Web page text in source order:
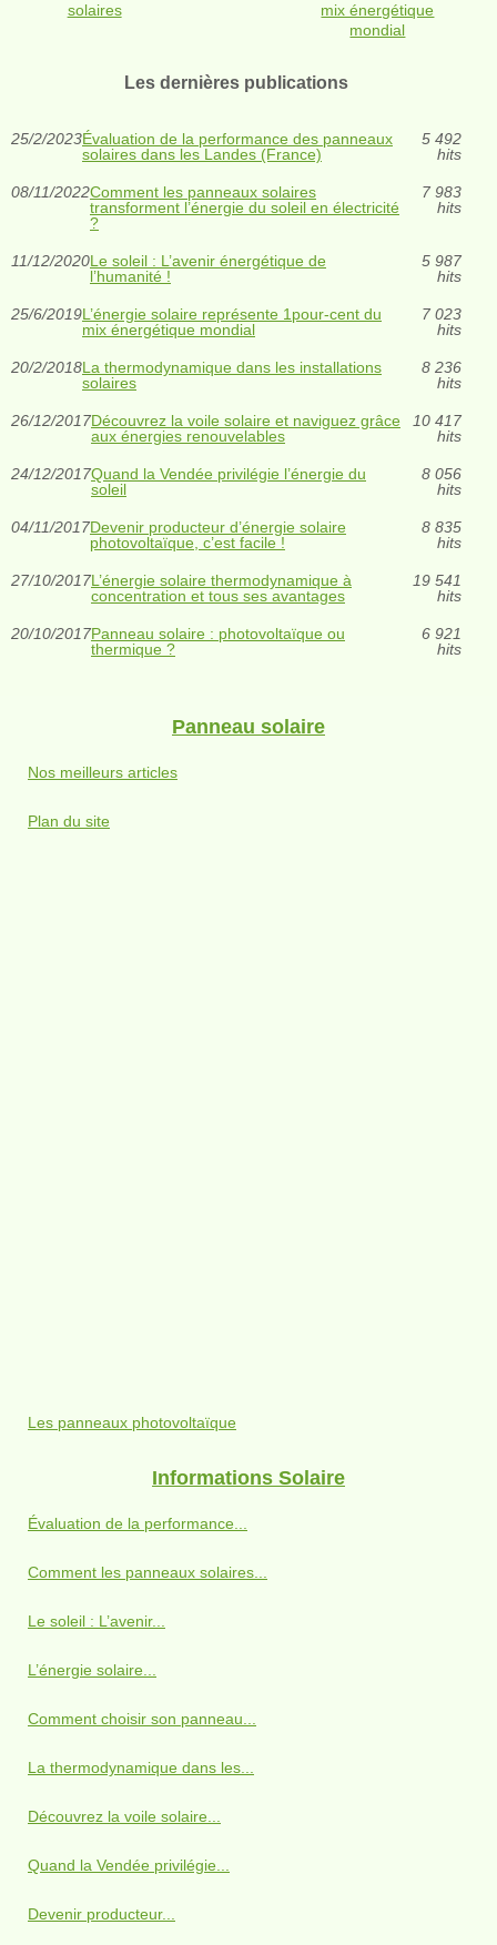
solaires
mix énergétique
mondial
Les dernières publications
25/2/2023Évaluation de la performance des panneaux
solaires dans les Landes (France)
5 492
hits
08/11/2022Comment les panneaux solaires
transforment l’énergie du soleil en électricité
?
7 983
hits
11/12/2020Le soleil : L’avenir énergétique de
l’humanité !
5 987
hits
25/6/2019L’énergie solaire représente 1pour-cent du
mix énergétique mondial
7 023
hits
20/2/2018La thermodynamique dans les installations
solaires
8 236
hits
26/12/2017Découvrez la voile solaire et naviguez grâce
aux énergies renouvelables
10 417
hits
24/12/2017Quand la Vendée privilégie l’énergie du
soleil
8 056
hits
04/11/2017Devenir producteur d’énergie solaire
photovoltaïque, c’est facile !
8 835
hits
27/10/2017L’énergie solaire thermodynamique à
concentration et tous ses avantages
19 541
hits
20/10/2017Panneau solaire : photovoltaïque ou
thermique ?
6 921
hits
Panneau solaire
Nos meilleurs articles
Plan du site
Les panneaux photovoltaïque
Informations Solaire
Évaluation de la performance...
Comment les panneaux solaires...
Le soleil : L’avenir...
L’énergie solaire...
Comment choisir son panneau...
La thermodynamique dans les...
Découvrez la voile solaire...
Quand la Vendée privilégie...
Devenir producteur...